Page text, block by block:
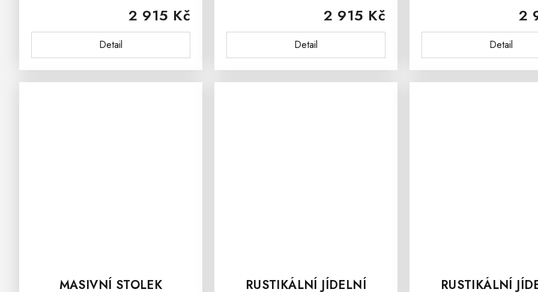
2 915 Kč
Detail
odolné a praktické použití, pro dlouhé
roky.Barová židle CORDOBA SIL 10
je...
2 915 Kč
Detail
nábytkem do interiérů jídelny, kuchyně,
kanceláře, restaurace či...
2
Detail
řemeslné zpracování.
nadčasovému designu se
do...
MASIVNÍ STOLEK
RUSTIKÁLNÍ JÍDELNÍ
RUSTIKÁLNÍ